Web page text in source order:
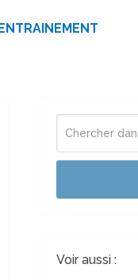
Voir aussi :